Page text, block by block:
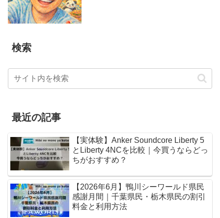
検索
最近の記事
【実体験】Anker Soundcore Liberty 5
とLiberty 4NCを比較｜今買うならどっ
ちがおすすめ？
【2026年6月】鴨川シーワールド県民
感謝月間｜千葉県民・栃木県民の割引
料金と利用方法